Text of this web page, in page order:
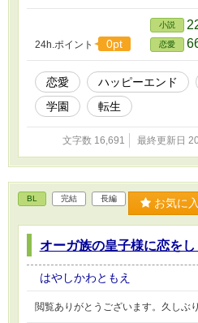
24h.ポイント 0pt
小説
恋愛
恋愛 ハッピーエンド
学園
転生
文字数 16,691 最終更新日
BL 完結 長編 お気に
オーガ族の皇子様に恋をし
はやしかわともえ
閲覧ありがとうございます。久しぶ